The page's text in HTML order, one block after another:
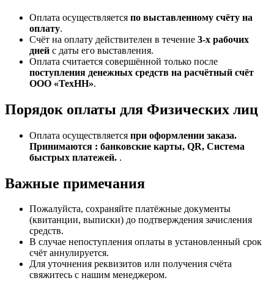
Оплата осуществляется по выставленному счёту на
оплату.
Счёт на оплату действителен в течение 3‑х рабочих
дней с даты его выставления.
Оплата считается совершённой только после
поступления денежных средств на расчётный счёт
ООО «ТехНН».
Порядок оплаты для Физических лиц
Оплата осуществляется при оформлении заказа.
Принимаются : банковские карты, QR, Система
быстрых платежей. .
Важные примечания
Пожалуйста, сохраняйте платёжные документы
(квитанции, выписки) до подтверждения зачисления
средств.
В случае непоступления оплаты в установленный срок
счёт аннулируется.
Для уточнения реквизитов или получения счёта
свяжитесь с нашим менеджером.